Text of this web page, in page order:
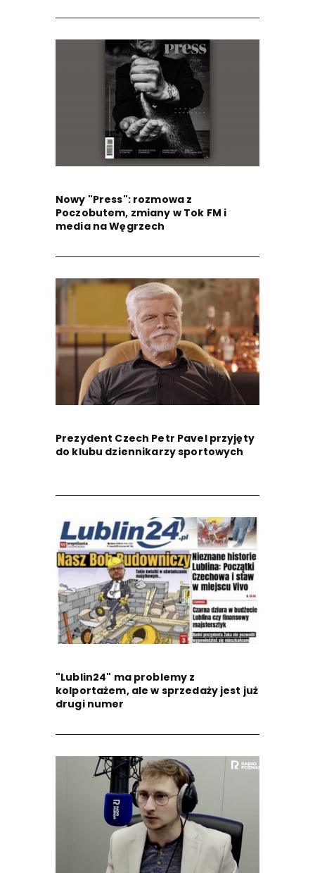
Nowy "Press": rozmowa z
Poczobutem, zmiany w Tok FM i
media na Węgrzech
Prezydent Czech Petr Pavel przyjęty
do klubu dziennikarzy sportowych
"Lublin24" ma problemy z
kolportażem, ale w sprzedaży jest już
drugi numer